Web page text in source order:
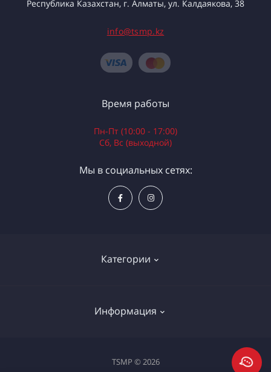
Республика Казахстан, г. Алматы, ул. Калдаякова, 38
info@tsmp.kz
Категории
Электроинструменты
Информация
Доставка и оплата
Время работы
Пн-Пт (10:00 - 17:00)
Сб, Вс (выходной)
Мы в социальных сетях:
TSMP © 2026